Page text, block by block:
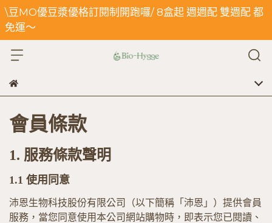
\豆MO優豆漿優格訂閱制開跑囉/ 8盒起 週週配 雙週配 都
免運～
會員條款
1. 服務條款聲明
1.1 使用同意
沛恩生物科技股份有限公司（以下簡稱 「沛恩」）提供會員
服務，當您同意使用本公司網站購物時，即表示您已閱讀、